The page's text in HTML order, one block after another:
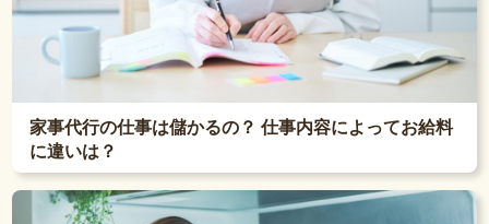
家事代行の仕事は儲かるの？ 仕事内容によってお給料
に違いは？